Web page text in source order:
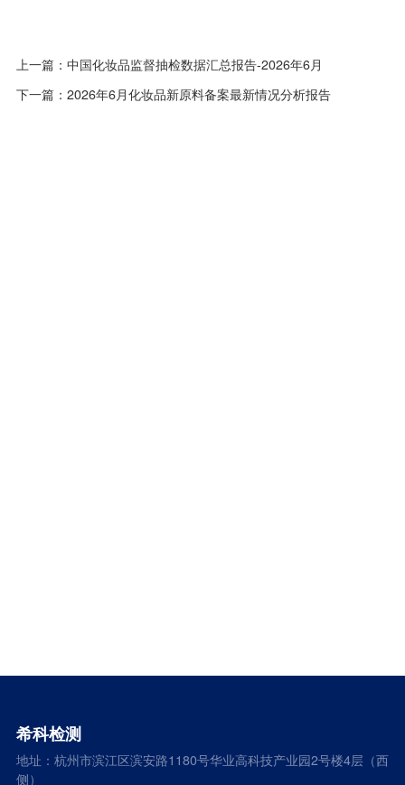
上一篇： 中国化妆品监督抽检数据汇总报告-2026年6月
下一篇： 2026年6月化妆品新原料备案最新情况分析报告
希科检测
地址：杭州市滨江区滨安路1180号华业高科技产业园2号楼4层（西
侧）